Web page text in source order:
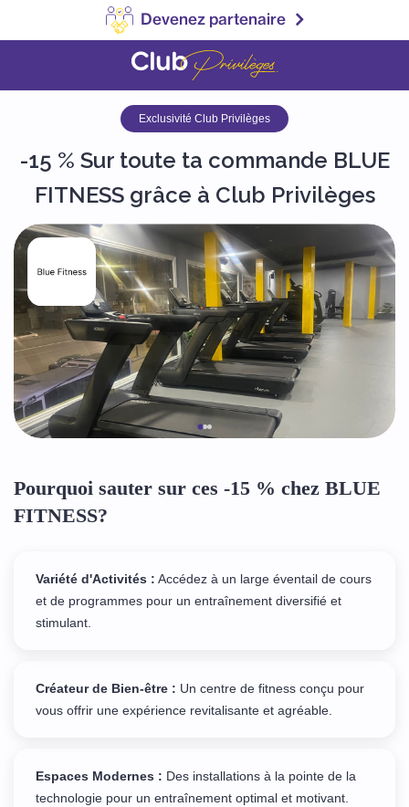
Devenez partenaire
Exclusivité Club Privilèges
-15 % Sur toute ta commande BLUE
FITNESS grâce à Club Privilèges
Pourquoi sauter sur ces -15 % chez BLUE
FITNESS?
Variété d'Activités : Accédez à un large éventail de cours
et de programmes pour un entraînement diversifié et
stimulant.
Créateur de Bien-être : Un centre de fitness conçu pour
vous offrir une expérience revitalisante et agréable.
Espaces Modernes : Des installations à la pointe de la
technologie pour un entraînement optimal et motivant.